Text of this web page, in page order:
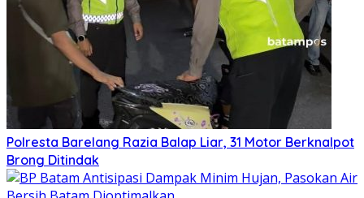
Polresta Barelang Razia Balap Liar, 31 Motor Berknalpot
Brong Ditindak